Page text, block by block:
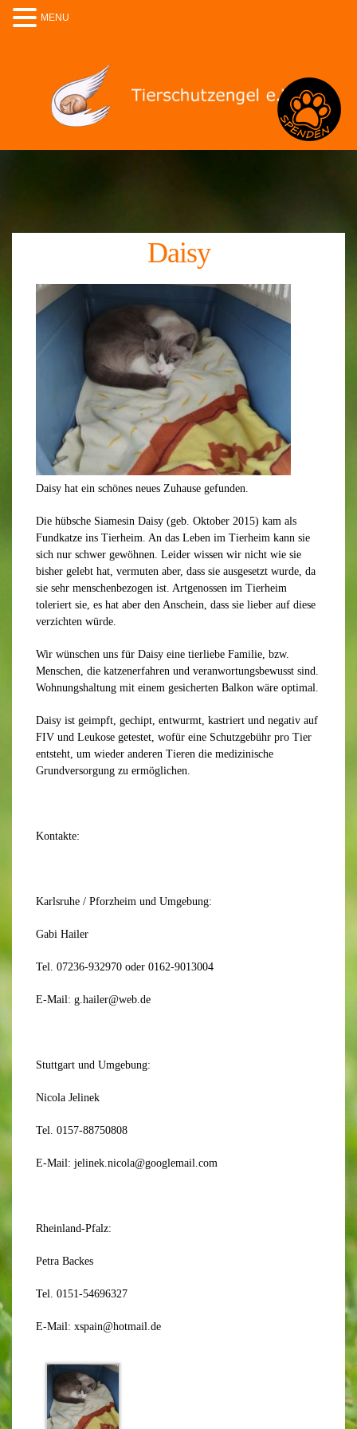
Daisy
Daisy hat ein schönes neues Zuhause gefunden.
Die hübsche Siamesin Daisy (geb. Oktober 2015) kam als
Fundkatze ins Tierheim. An das Leben im Tierheim kann sie
sich nur schwer gewöhnen. Leider wissen wir nicht wie sie
bisher gelebt hat, vermuten aber, dass sie ausgesetzt wurde, da
sie sehr menschenbezogen ist. Artgenossen im Tierheim
toleriert sie, es hat aber den Anschein, dass sie lieber auf diese
verzichten würde.
Wir wünschen uns für Daisy eine tierliebe Familie, bzw.
Menschen, die katzenerfahren und veranwortungsbewusst sind.
Wohnungshaltung mit einem gesicherten Balkon wäre optimal.
Daisy ist geimpft, gechipt, entwurmt, kastriert und negativ auf
FIV und Leukose getestet, wofür eine Schutzgebühr pro Tier
entsteht, um wieder anderen Tieren die medizinische
Grundversorgung zu ermöglichen.
Kontakte:
Karlsruhe / Pforzheim und Umgebung:
Gabi Hailer
Tel. 07236-932970 oder 0162-9013004
E-Mail: g.hailer@web.de
Stuttgart und Umgebung:
Nicola Jelinek
Tel. 0157-88750808
E-Mail: jelinek.nicola@googlemail.com
Rheinland-Pfalz:
Petra Backes
Tel. 0151-54696327
E-Mail: xspain@hotmail.de
MENU